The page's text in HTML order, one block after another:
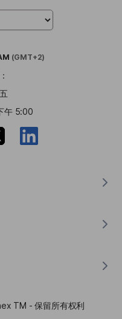
(GMT+2)
午 5:00
器表TM - 保留所有权利